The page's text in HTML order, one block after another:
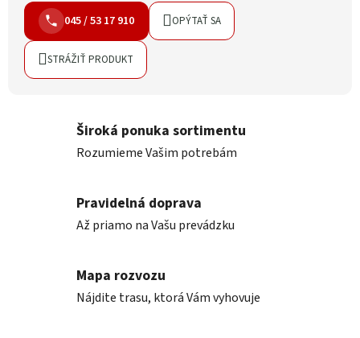
045 / 53 17 910 OPÝTAŤ SA
STRÁŽIŤ PRODUKT
Široká ponuka sortimentu
Rozumieme Vašim potrebám
Pravidelná doprava
Až priamo na Vašu prevádzku
Mapa rozvozu
Nájdite trasu, ktorá Vám vyhovuje